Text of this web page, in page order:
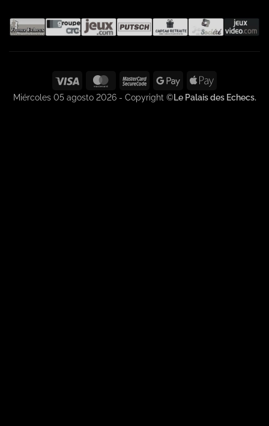
Visa MasterCardMasterCard
2
Google
Pay
Apple
Pay
Miércoles 05 agosto 2026 - Copyright ©Le Palais des Echecs.